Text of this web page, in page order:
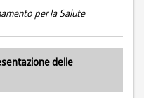
per la Salute
delle